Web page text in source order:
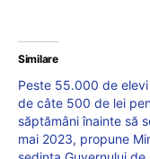
Similare
Peste 55.000 de
de câte 500 de lei
săptămâni înainte să
mai 2023, propune